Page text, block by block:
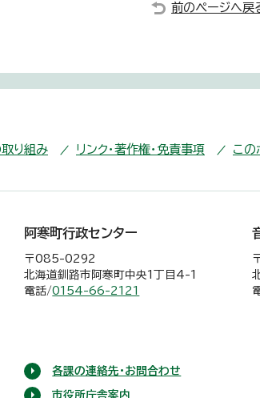
前のページへ戻
取り組み リンク・著作権・免責事項 この
阿寒町行政センター
〒085-0292
北海道釧路市阿寒町中央1丁目4-1
電話/0154-66-2121
各課の連絡先・お問合わせ
市役所庁舎案内